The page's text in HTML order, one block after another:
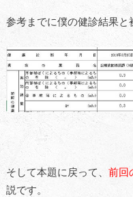
参考までに僕の健診結果と
そして本題に戻って、 前回
説です。